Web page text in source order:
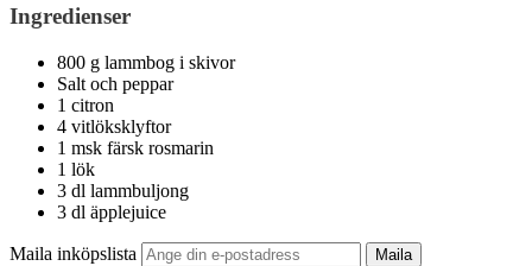
Ingredienser
800 g lammbog i skivor
Salt och peppar
1 citron
4 vitlöksklyftor
1 msk färsk rosmarin
1 lök
3 dl lammbuljong
3 dl äpplejuice
Maila inköpslista Maila